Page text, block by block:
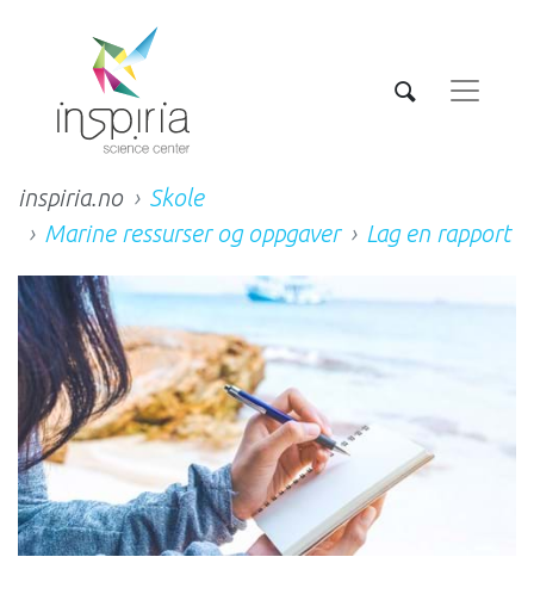
inspiria.no
Skole
Marine ressurser og oppgaver
Lag en rapport